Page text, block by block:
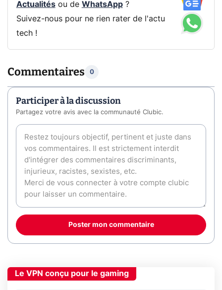
Actualitésou de WhatsApp?
Suivez-nous pour ne rien rater de l'actu
tech !
Commentaires 0
Participer à la discussion
Partagez votre avis avec la communauté Clubic.
Poster mon commentaire
Le VPN conçu pour le gaming